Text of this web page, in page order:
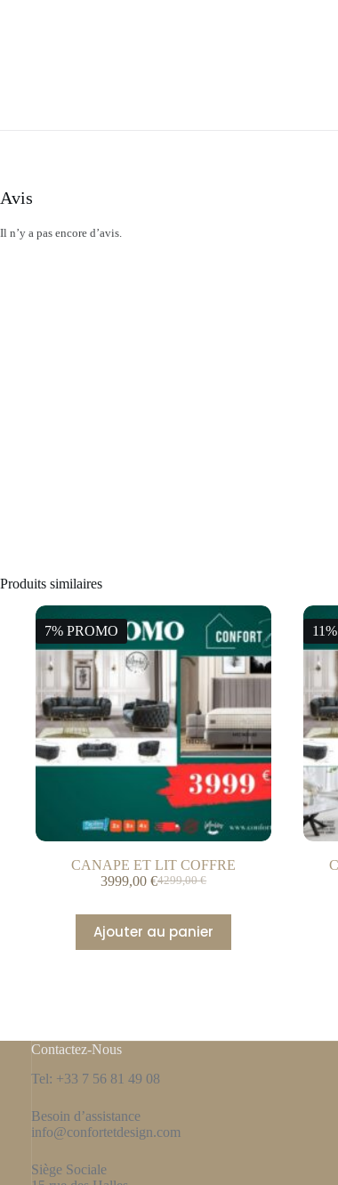
Avis
Il n’y a pas encore d’avis.
Produits similaires
7% PROMO
CANAPE ET LIT COFFRE
4299,00€
3999,00€
Ajouter au panier
Contactez-Nous
Tel: +33 7 56 81 49 08
Besoin d’assistance
info@confortetdesign.com
Siège Sociale